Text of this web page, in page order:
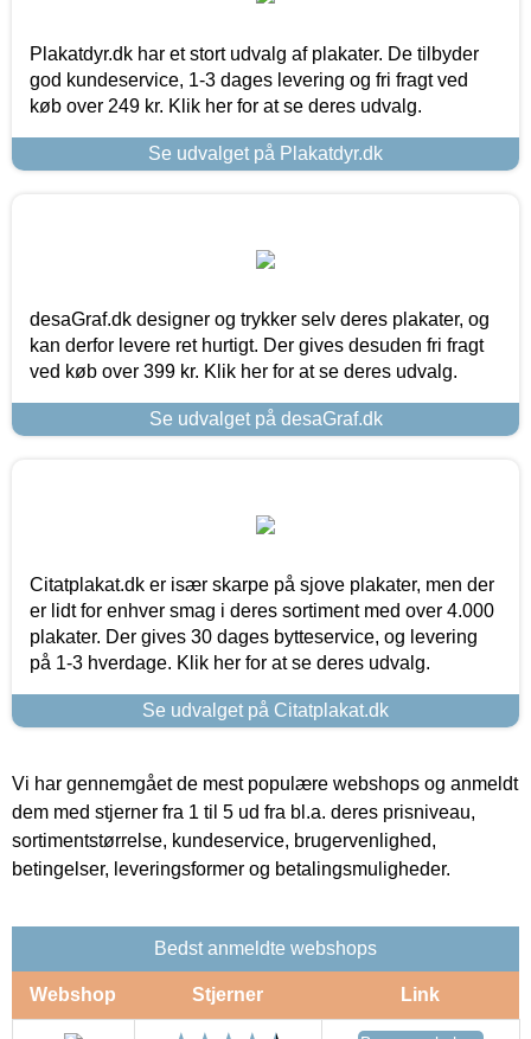
Plakatdyr.dk har et stort udvalg af plakater. De tilbyder
god kundeservice, 1-3 dages levering og fri fragt ved
køb over 249 kr. Klik her for at se deres udvalg.
Se udvalget på Plakatdyr.dk
desaGraf.dk designer og trykker selv deres plakater, og
kan derfor levere ret hurtigt. Der gives desuden fri fragt
ved køb over 399 kr. Klik her for at se deres udvalg.
Se udvalget på desaGraf.dk
Citatplakat.dk er især skarpe på sjove plakater, men der
er lidt for enhver smag i deres sortiment med over 4.000
plakater. Der gives 30 dages bytteservice, og levering
på 1-3 hverdage. Klik her for at se deres udvalg.
Se udvalget på Citatplakat.dk
Vi har gennemgået de mest populære webshops og anmeldt
dem med stjerner fra 1 til 5 ud fra bl.a. deres prisniveau,
sortimentstørrelse, kundeservice, brugervenlighed,
betingelser, leveringsformer og betalingsmuligheder.
Bedst anmeldte webshops
Webshop Stjerner Link